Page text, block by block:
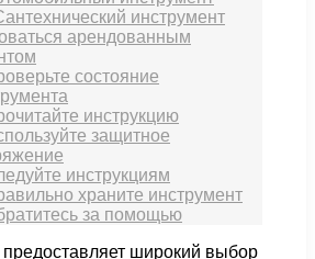
инструмент
арендованным
состояние
инструкцию
защитное
инструкциям
храните инструмент
за помощью
предоставляет широкий выбор